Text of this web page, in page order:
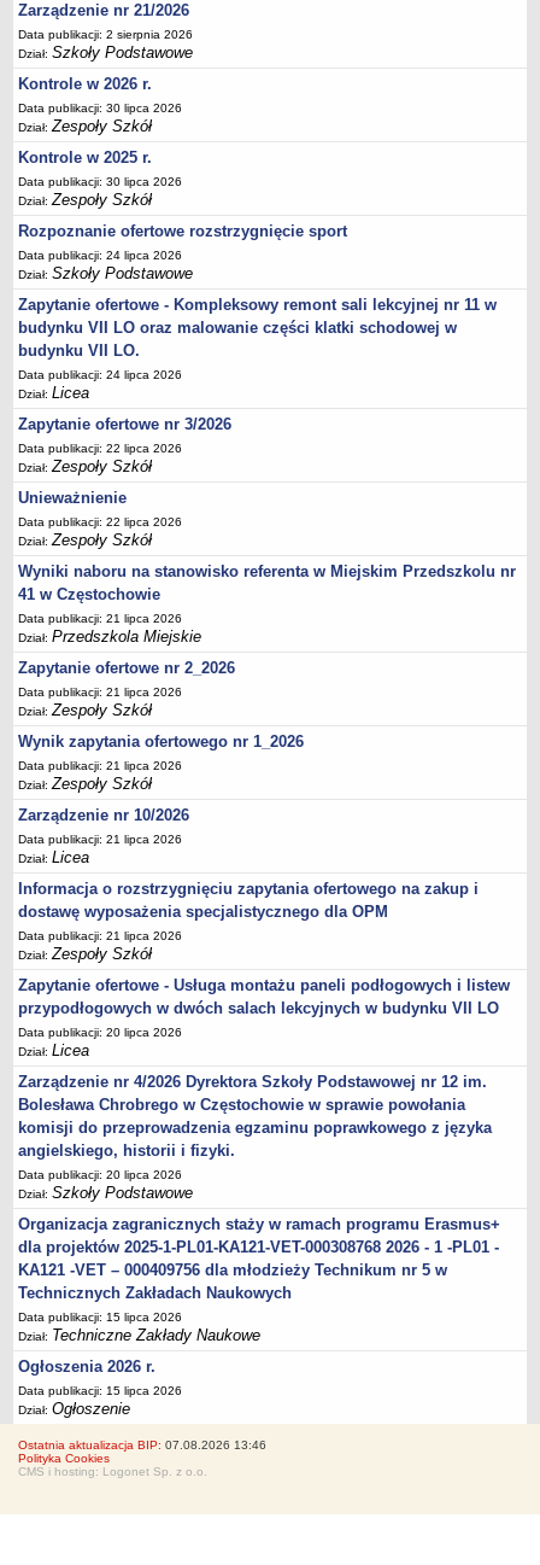
Zespół Poradni
BIURO FINANSÓW OŚWIATY
Dane podstawowe
Statut
Majątek
Godziny dyżurów
Ogłoszenia
Zarządzenia
Rejestry, ewidencje, archiwa
Kontrole
PONOWNE WYKORZYSTYWANIE
Sprawozdania
Deklaracja dostępności
DEKLARACJA DOSTĘPNOŚCI
OŚWIADCZENIA MAJĄTKOWE
PONOWNE WYKORZYSTYWANIE
UDOSTĘPNIANIE INFORMACJI PUBLICZNEJ
Zarządzenie nr 21/2026
Data publikacji: 2 sierpnia 2026
Dział:Szkoły Podstawowe
Kontrole w 2026 r.
Data publikacji: 30 lipca 2026
Dział:Zespoły Szkół
Kontrole w 2025 r.
Data publikacji: 30 lipca 2026
Dział:Zespoły Szkół
Rozpoznanie ofertowe rozstrzygnięcie sport
Data publikacji: 24 lipca 2026
Dział:Szkoły Podstawowe
Zapytanie ofertowe - Kompleksowy remont sali lekcyjnej nr 11 w
budynku VII LO oraz malowanie części klatki schodowej w
budynku VII LO.
Data publikacji: 24 lipca 2026
Dział:Licea
Zapytanie ofertowe nr 3/2026
Data publikacji: 22 lipca 2026
Dział:Zespoły Szkół
Unieważnienie
Data publikacji: 22 lipca 2026
Dział:Zespoły Szkół
Wyniki naboru na stanowisko referenta w Miejskim Przedszkolu nr
41 w Częstochowie
Data publikacji: 21 lipca 2026
Dział:Przedszkola Miejskie
Zapytanie ofertowe nr 2_2026
Data publikacji: 21 lipca 2026
Dział:Zespoły Szkół
Wynik zapytania ofertowego nr 1_2026
Data publikacji: 21 lipca 2026
Dział:Zespoły Szkół
Zarządzenie nr 10/2026
Data publikacji: 21 lipca 2026
Dział:Licea
Informacja o rozstrzygnięciu zapytania ofertowego na zakup i
dostawę wyposażenia specjalistycznego dla OPM
Data publikacji: 21 lipca 2026
Dział:Zespoły Szkół
Zapytanie ofertowe - Usługa montażu paneli podłogowych i listew
przypodłogowych w dwóch salach lekcyjnych w budynku VII LO
Data publikacji: 20 lipca 2026
Dział:Licea
Zarządzenie nr 4/2026 Dyrektora Szkoły Podstawowej nr 12 im.
Bolesława Chrobrego w Częstochowie w sprawie powołania
komisji do przeprowadzenia egzaminu poprawkowego z języka
angielskiego, historii i fizyki.
Data publikacji: 20 lipca 2026
Dział:Szkoły Podstawowe
Organizacja zagranicznych staży w ramach programu Erasmus+
dla projektów 2025-1-PL01-KA121-VET-000308768 2026 - 1 -PL01 -
KA121 -VET – 000409756 dla młodzieży Technikum nr 5 w
Technicznych Zakładach Naukowych
Data publikacji: 15 lipca 2026
Dział: Techniczne Zakłady Naukowe
Ogłoszenia 2026 r.
Data publikacji: 15 lipca 2026
Dział:Ogłoszenie
Ostatnia aktualizacja BIP: 07.08.2026 13:46
Polityka Cookies
CMS i hosting: Logonet Sp. z o.o.